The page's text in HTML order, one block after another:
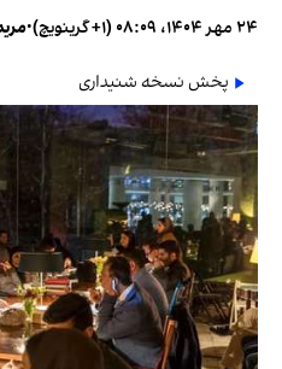
۲۴ مهر ۱۴۰۴، ۰۸:۰۹ (‎+۱ گرینویچ) •
پخش نسخه شنیداری